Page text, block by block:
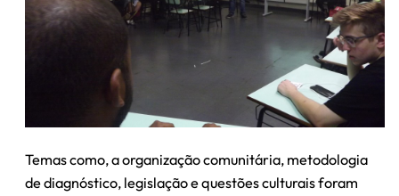
Temas como, a organização comunitária, metodologia
de diagnóstico, legislação e questões culturais foram